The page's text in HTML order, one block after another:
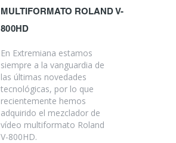
MULTIFORMATO ROLAND V-
800HD
En Extremiana estamos
siempre a la vanguardia de
las últimas novedades
tecnológicas, por lo que
recientemente hemos
adquirido el mezclador de
vídeo multiformato Roland
V-800HD.